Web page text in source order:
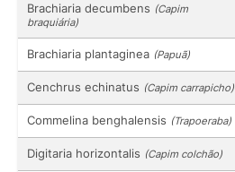
Brachiaria decumbens (Capim
braquiária)
Brachiaria plantaginea (Papuã)
Cenchrus echinatus (Capim carrapicho)
Commelina benghalensis (Trapoeraba)
Digitaria horizontalis (Capim colchão)